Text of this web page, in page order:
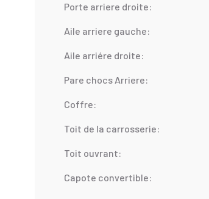
Porte arriere droite:
Aile arriere gauche:
Aile arriére droite:
Pare chocs Arriere:
Coffre:
Toit de la carrosserie:
Toit ouvrant:
Capote convertible: